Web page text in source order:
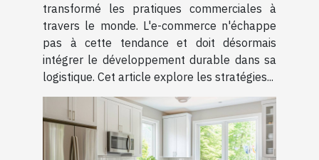
transformé les pratiques commerciales à
travers le monde. L'e-commerce n'échappe
pas à cette tendance et doit désormais
intégrer le développement durable dans sa
logistique. Cet article explore les stratégies...